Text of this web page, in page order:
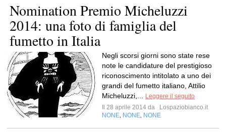
Nomination Premio Micheluzzi
2014: una foto di famiglia del
fumetto in Italia
Negli scorsi giorni sono state rese
note le candidature del prestigioso
riconoscimento intitolato a uno dei
grandi del fumetto italiano, Attilio
Micheluzzi,...
Leggere il seguito
Il 28 aprile 2014 da
Lospaziobianco.it
NONE NONE NONE